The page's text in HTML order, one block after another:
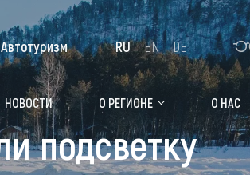
Алтайская зимовка
Где остановиться
НОВОСТИ О РЕГИОНЕ О НАС
Автотуризм RU EN DE
подсветку